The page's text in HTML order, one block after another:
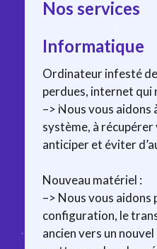
Nos services
Informatique
Ordinateur infesté
perdues, internet qui
–> Nous vous
système, à récupérer
anticiper et éviter
Nouveau matériel :
–> Nous vous aidons
configuration, le
ancien vers un